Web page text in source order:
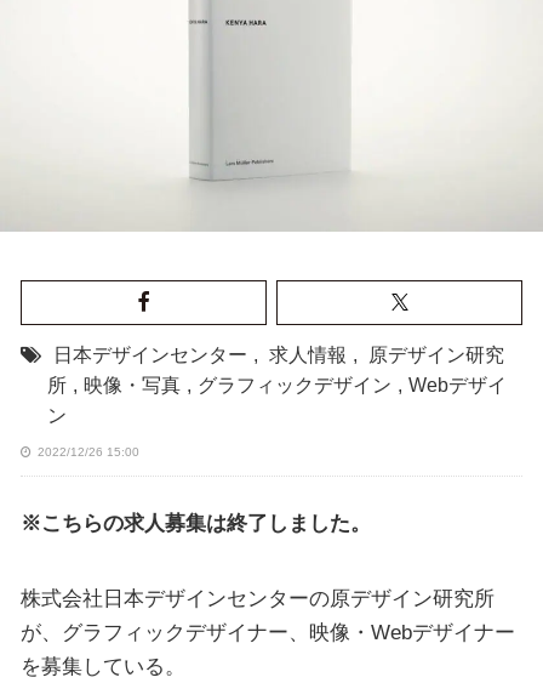
日本デザインセンター , 求人情報 ,
原デザイン研究
所 , 映像・写真 , グラフィックデザイン , Webデザイ
ン
2022/12/26 15:00
※こちらの求人募集は終了しました。
株式会社日本デザインセンターの原デザイン研究所
が、グラフィックデザイナー、映像・Webデザイナー
を募集している。